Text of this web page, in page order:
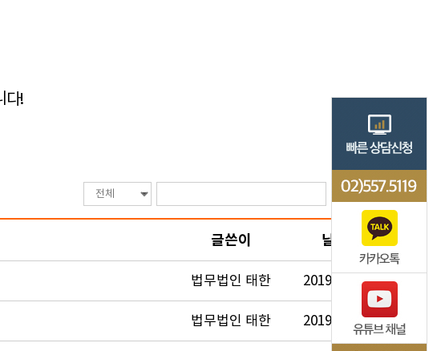
다!
글쓴이 날짜
법무법인 태한 2019.01.03
법무법인 태한 2019.01.03